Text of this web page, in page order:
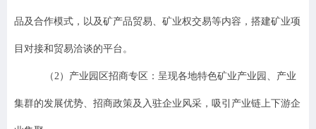
品及合作模式， 以及矿产品贸易、矿业权交易等内容，搭建矿业项
目对接和贸易洽谈的平台。
（ 2 ）产业园区招商专区：呈现各地特色矿业产业园、产业
集群的发展优势、招商政策及入驻企业风采，吸引产业链上下游企